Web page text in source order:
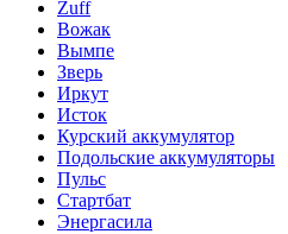
Zuff
Вожак
Вымпе
Зверь
Иркут
Исток
Курский аккумулятор
Подольские аккумуляторы
Пульс
Стартбат
Энергасила